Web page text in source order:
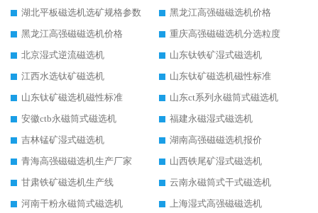
湖北平板磁选机选矿规格参数
黑龙江高强磁磁选机价格
黑龙江高强磁磁选机价格
重庆高强磁磁选机分选粒度
北京湿式逆流磁选机
山东钛铁矿湿式磁选机
江西水选钛矿磁选机
山东钛矿磁选机磁性标准
山东钛矿磁选机磁性标准
山东ct系列永磁筒式磁选机
安徽ctb永磁筒式磁选机
福建永磁湿式磁选机
吉林锰矿湿式磁选机
湖南高强磁磁选机报价
青海高强磁磁选机生产厂家
山西铁尾矿湿式磁选机
甘肃铁矿磁选机生产线
云南永磁筒式干式磁选机
河南干粉永磁筒式磁选机
上海湿式高强磁磁选机